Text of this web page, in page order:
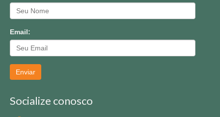
Email:
Enviar
Socialize conosco